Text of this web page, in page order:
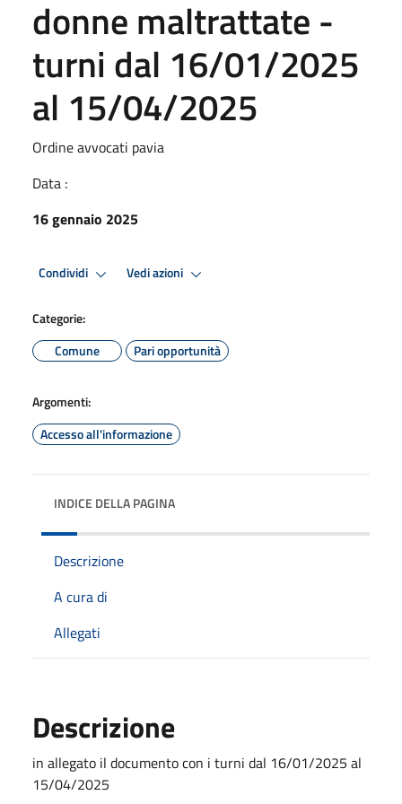
donne maltrattate -
turni dal 16/01/2025
al 15/04/2025
Ordine avvocati pavia
Data :
16 gennaio 2025
Condividi Vedi azioni
Categorie:
Comune
Pari opportunità
Argomenti:
Accesso all'informazione
INDICE DELLA PAGINA
Descrizione
A cura di
Allegati
Descrizione
in allegato il documento con i turni dal 16/01/2025 al
15/04/2025